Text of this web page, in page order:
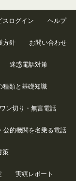
スログイン ヘルプ
方針 お問い合わせ
迷惑電話対策
種類と基礎知識
ン切り・無言電話
公的機関を名乗る電話
策
実績レポート